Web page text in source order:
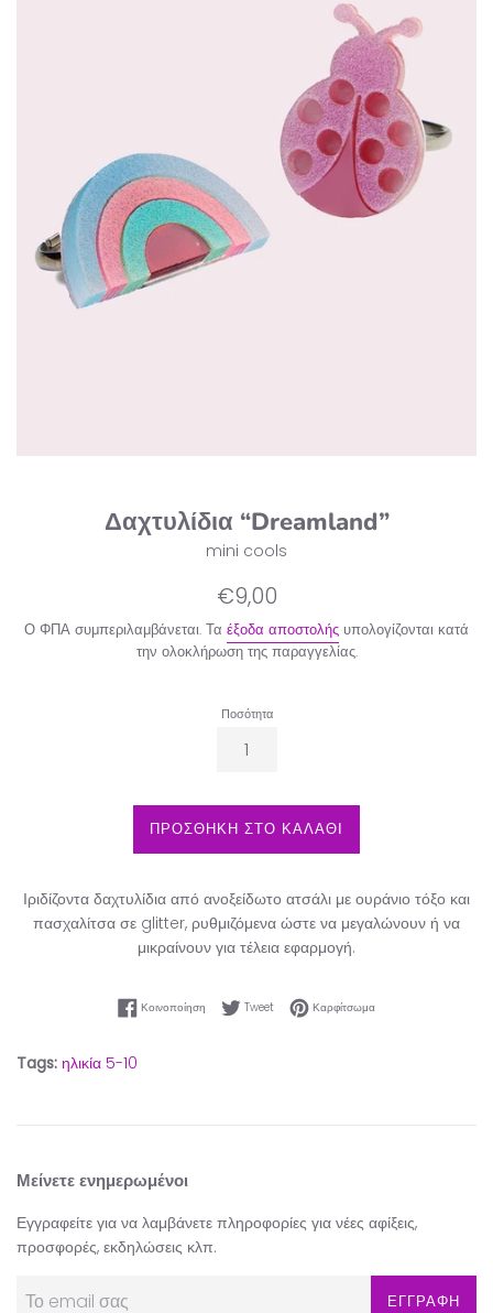
Δαχτυλίδια “Dreamland”
mini cools
Κανονική
€9,00
Ο ΦΠΑ συμπεριλαμβάνεται. Τα έξοδα αποστολής υπολογίζονται κατά
την ολοκλήρωση της παραγγελίας.
Ποσότητα
ΠΡΟΣΘΗΚΗ ΣΤΟ ΚΑΛΑΘΙ
Ιριδίζοντα δαχτυλίδια από ανοξείδωτο ατσάλι με ουράνιο τόξο και
πασχαλίτσα σε glitter, ρυθμιζόμενα ώστε να μεγαλώνουν ή να
μικραίνουν για τέλεια εφαρμογή.
Κοινοποίηση Κοινοποίηση στο Facebook
TweetTweet στο Twitter
ΚαρφίτσωμαΚαρφίτσωμα στο
Tags: ηλικία 5-10
Μείνετε ενημερωμένοι
Εγγραφείτε για να λαμβάνετε πληροφορίες για νέες αφίξεις,
προσφορές, εκδηλώσεις κλπ.
ΕΓΓΡΑΦΗ